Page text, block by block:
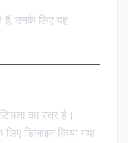
हैं, उनके लिए यह
का स्तर है।
डिज़ाइन किया गया